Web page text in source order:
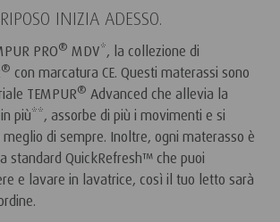
INIZIA ADESSO.
PRO® MDV*, la collezione di
® con marcatura CE. Questi materassi sono
TEMPUR® Advanced che allevia la
più**, assorbe di più i movimenti e si
di sempre. Inoltre, ogni materasso è
standard QuickRefresh™ che puoi
e lavare in lavatrice, così il tuo letto sarà